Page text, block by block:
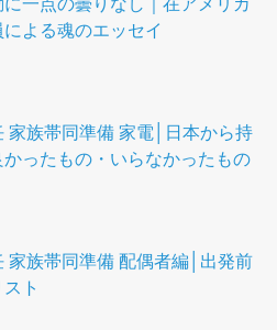
よる魂のエッセイ
家族帯同準備 家電│日本から持
かったもの・いらなかったもの
家族帯同準備 配偶者編│出発前
ト